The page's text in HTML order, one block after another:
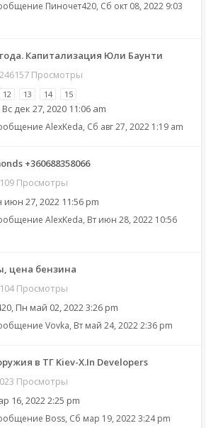
Пиночет420, Сб окт 08, 2022 9:03
Капитализация Юли Баунти
Просмотры
12 13 14 15
Вс дек 27, 2020 11:06 am
AlexKeda, Сб авг 27, 2022 1:19 am
+360688358066
Просмотры
июн 27, 2022 11:56 pm
AlexKeda, Вт июн 28, 2022 10:56
цена бензина
Просмотры
, Пн май 02, 2022 3:26 pm
Vovka, Вт май 24, 2022 2:36 pm
в ТГ Kiev-X.In Developers
Просмотры
16, 2022 2:25 pm
Boss, Сб мар 19, 2022 3:24 pm